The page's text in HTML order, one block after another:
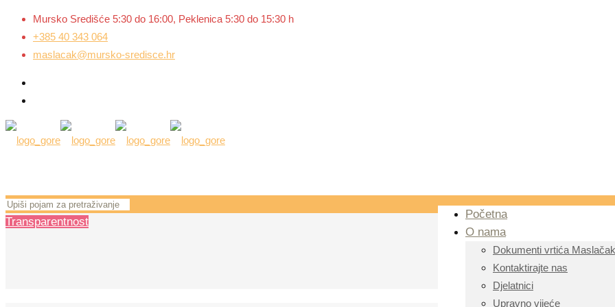
Mursko Središće 5:30 do 16:00, Peklenica 5:30 do 15:30 h
+385 40 343 064
maslacak@mursko-sredisce.hr
Početna
O nama
Dokumenti vrtića Maslačak
Kontaktirajte nas
Djelatnici
Upravno vijeće
Transparentnost